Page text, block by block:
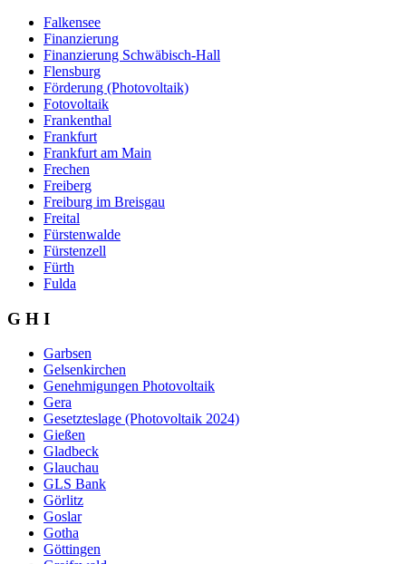
Falkensee
Finanzierung
Finanzierung Schwäbisch-Hall
Flensburg
Förderung (Photovoltaik)
Fotovoltaik
Frankenthal
Frankfurt
Frankfurt am Main
Frechen
Freiberg
Freiburg im Breisgau
Freital
Fürstenwalde
Fürstenzell
Fürth
Fulda
G H I
Garbsen
Gelsenkirchen
Genehmigungen Photovoltaik
Gera
Gesetzteslage (Photovoltaik 2024)
Gießen
Gladbeck
Glauchau
GLS Bank
Görlitz
Goslar
Gotha
Göttingen